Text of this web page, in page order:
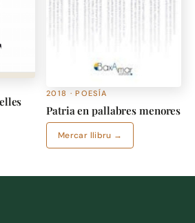
2018 · POESÍA
Patria en pallabres menores
Mercar llibru →